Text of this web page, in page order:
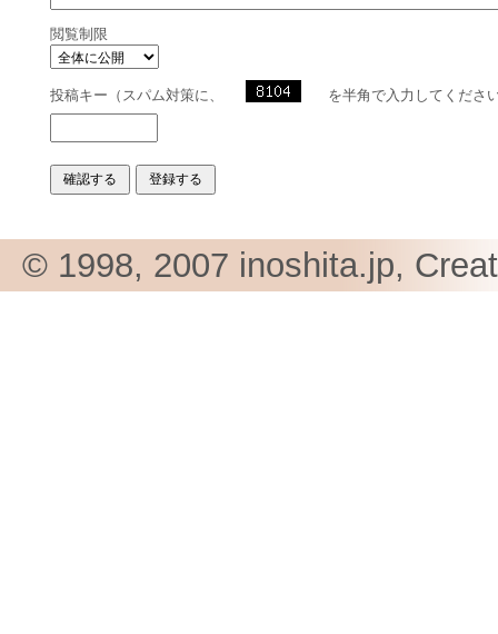
閲覧制限
投稿キー（スパム対策に、 を半角で入力してくださ
© 1998, 2007 inoshita.jp,